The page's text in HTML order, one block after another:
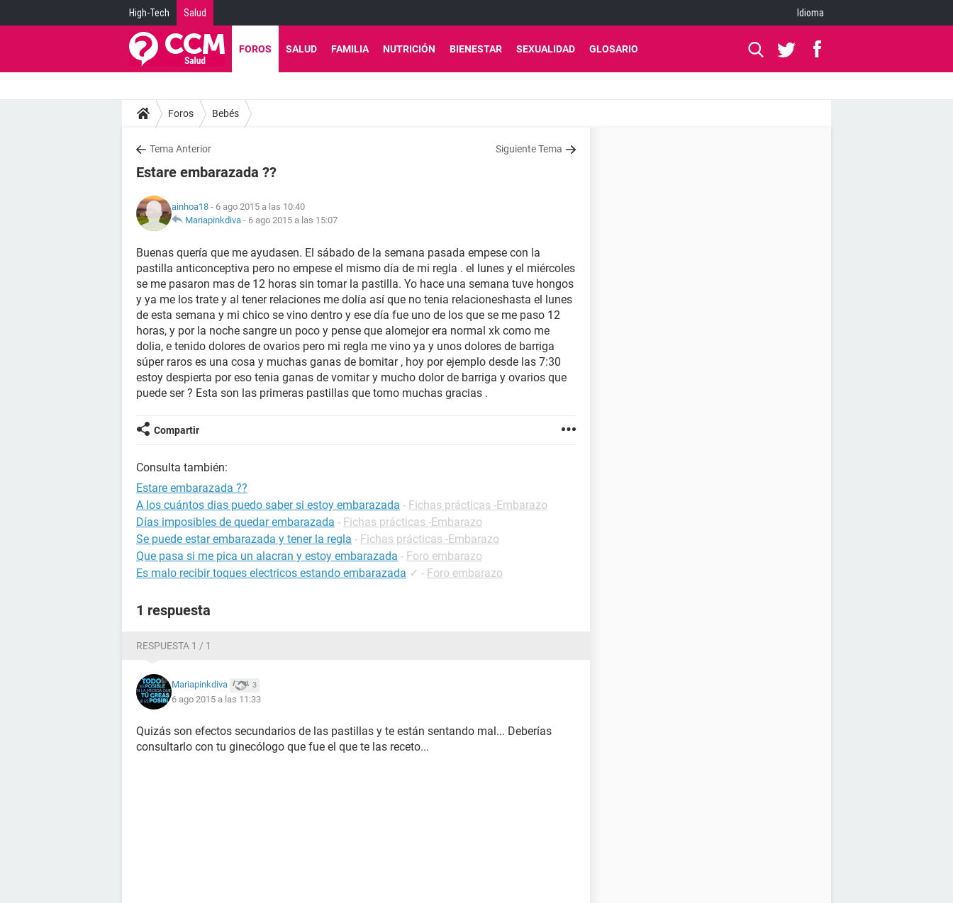
High-Tech Salud Idioma
FOROS SALUD FAMILIA NUTRICIÓN BIENESTAR SEXUALIDAD GLOSARIO
Foros Bebés
Tema Anterior Siguiente Tema
Estare embarazada ??
ainhoa18 - 6 ago 2015 a las 10:40
Mariapinkdiva - 6 ago 2015 a las 15:07
Buenas quería que me ayudasen. El sábado de la semana pasada empese con la
pastilla anticonceptiva pero no empese el mismo día de mi regla . el lunes y el miércoles
se me pasaron mas de 12 horas sin tomar la pastilla. Yo hace una semana tuve hongos
y ya me los trate y al tener relaciones me dolía así que no tenia relacioneshasta el lunes
de esta semana y mi chico se vino dentro y ese día fue uno de los que se me paso 12
horas, y por la noche sangre un poco y pense que alomejor era normal xk como me
dolia, e tenido dolores de ovarios pero mi regla me vino ya y unos dolores de barriga
súper raros es una cosa y muchas ganas de bomitar , hoy por ejemplo desde las 7:30
estoy despierta por eso tenia ganas de vomitar y mucho dolor de barriga y ovarios que
puede ser ? Esta son las primeras pastillas que tomo muchas gracias .
Compartir
Consulta también:
Estare embarazada ??
A los cuántos dias puedo saber si estoy embarazada - Fichas prácticas -Embarazo
Días imposibles de quedar embarazada - Fichas prácticas -Embarazo
Se puede estar embarazada y tener la regla - Fichas prácticas -Embarazo
Que pasa si me pica un alacran y estoy embarazada - Foro embarazo
Es malo recibir toques electricos estando embarazada ✓ - Foro embarazo
1 respuesta
RESPUESTA 1 / 1
Mariapinkdiva 3
6 ago 2015 a las 11:33
Quizás son efectos secundarios de las pastillas y te están sentando mal... Deberías
consultarlo con tu ginecólogo que fue el que te las receto...